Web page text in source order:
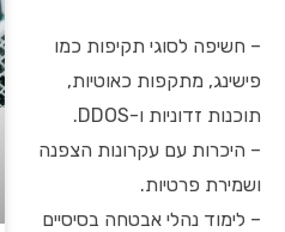
– חשיפה לסוגי תקיפות כמו
פישינג, מתקפות כאוטיות,
תוכנות זדוניות ו-DDOS.
– היכרות עם עקרונות הצפנה
ושמירת פרטיות.
– לימוד נהלי אבטחה בסיסיים